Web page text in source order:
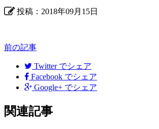
投稿：2018年09月15日
前
事
前の記事
Twitterでシェア
Facebook でシェア
Google+ でシェア
関連記事